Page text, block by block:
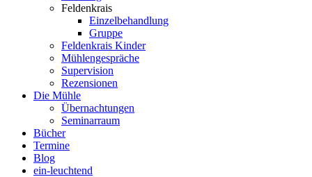
Feldenkrais
Einzelbehandlung
Gruppe
Feldenkrais Kinder
Mühlengespräche
Supervision
Rezensionen
Die Mühle
Übernachtungen
Seminarraum
Bücher
Termine
Blog
ein-leuchtend